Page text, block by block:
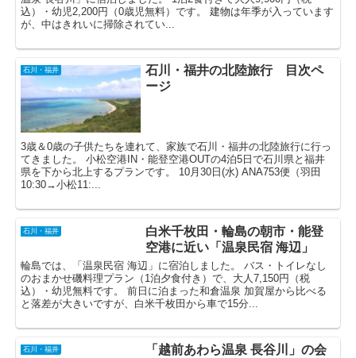
込）・幼児2,200円（0歳児無料）です。 建物は年季が入っています
が、中はきれいに掃除されてい...
石川・福井
石川・福井の北陸旅行 目次ペ
ージ
3歳＆0歳の子供たちを連れて、家族で石川・福井の北陸旅行に行っ
てきました。 小松空港IN・能登空港OUTの4泊5日で石川県と福井
県を下から北上するプランです。 10月30日(水) ANA753便（羽田
10:30→小松11:...
石川・福井
白米千枚田・輪島の朝市・能登
空港に近い「温泉民宿 海辺」
輪島では、「温泉民宿 海辺」に宿泊しました。 バス・トイレなし
のおまかせ磯料理プラン（1泊夕食付き）で、大人7,150円（税
込）・幼児無料です。 前日に泊まった和倉温泉 加賀屋から比べる
と落差が大きいですが、白米千枚田から車で15分...
石川・福井
「越前あわら温泉 長谷川」の会